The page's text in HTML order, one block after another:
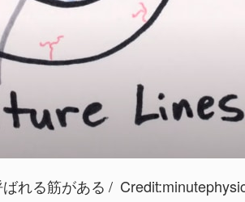
れる筋がある